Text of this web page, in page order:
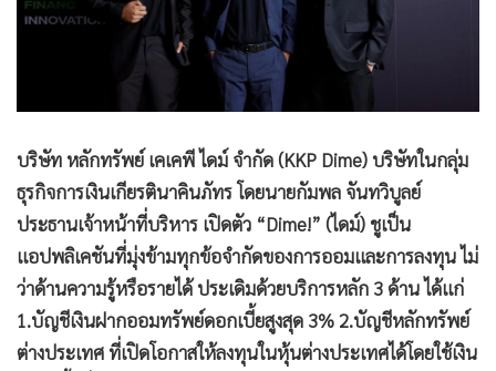
กีฬา
Special Scoop
• เศรษฐกิจ-ธุรกิจ
• จีน
• ชุมชน-คุณภาพชีวิต
• อาชญากรรม
• Motoring
• เกม
• วิทยาศาสตร์
• SMEs
บริษัท หลักทรัพย์ เคเคพี ไดม์ จำกัด (KKP Dime) บริษัทในกลุ่ม
ธุรกิจการเงินเกียรตินาคินภัทร โดยนายกัมพล จันทวิบูลย์
ประธานเจ้าหน้าที่บริหาร เปิดตัว “Dime!” (ไดม์) ชูเป็น
แอปพลิเคชันที่มุ่งข้ามทุกข้อจำกัดของการออมและการลงทุน ไม่
ว่าด้านความรู้หรือรายได้ ประเดิมด้วยบริการหลัก 3 ด้าน ได้แก่
1.บัญชีเงินฝากออมทรัพย์ดอกเบี้ยสูงสุด 3% 2.บัญชีหลักทรัพย์
ต่างประเทศ ที่เปิดโอกาสให้ลงทุนในหุ้นต่างประเทศได้โดยใช้เงิน